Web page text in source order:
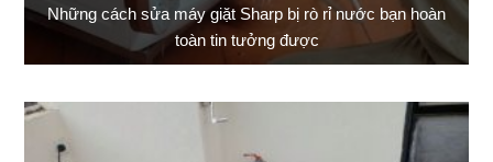
Những cách sửa máy giặt Sharp bị rò rỉ nước bạn hoàn
toàn tin tưởng được